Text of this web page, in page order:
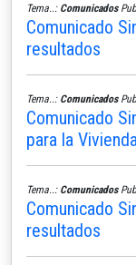
Tema..: Comunicados
Comunicado
resultados
Tema..: Comunicados
Comunicado
para la Vivienda
Tema..: Comunicados
Comunicado
resultados